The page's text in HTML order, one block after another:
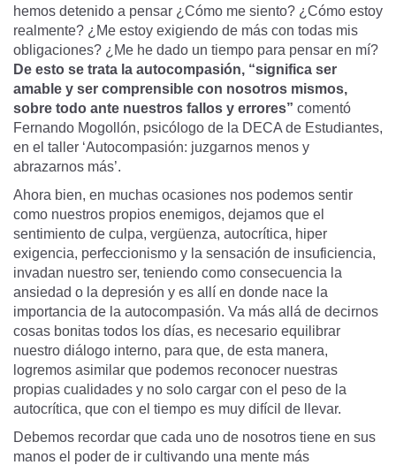
hemos detenido a pensar ¿Cómo me siento? ¿Cómo estoy
realmente? ¿Me estoy exigiendo de más con todas mis
obligaciones? ¿Me he dado un tiempo para pensar en mí?
De esto se trata la autocompasión, “significa ser
amable y ser comprensible con nosotros mismos,
sobre todo ante nuestros fallos y errores” comentó
Fernando Mogollón, psicólogo de la DECA de Estudiantes,
en el taller ‘Autocompasión: juzgarnos menos y
abrazarnos más’.
Ahora bien, en muchas ocasiones nos podemos sentir
como nuestros propios enemigos, dejamos que el
sentimiento de culpa, vergüenza, autocrítica, hiper
exigencia, perfeccionismo y la sensación de insuficiencia,
invadan nuestro ser, teniendo como consecuencia la
ansiedad o la depresión y es allí en donde nace la
importancia de la autocompasión. Va más allá de decirnos
cosas bonitas todos los días, es necesario equilibrar
nuestro diálogo interno, para que, de esta manera,
logremos asimilar que podemos reconocer nuestras
propias cualidades y no solo cargar con el peso de la
autocrítica, que con el tiempo es muy difícil de llevar.
Debemos recordar que cada uno de nosotros tiene en sus
manos el poder de ir cultivando una mente más